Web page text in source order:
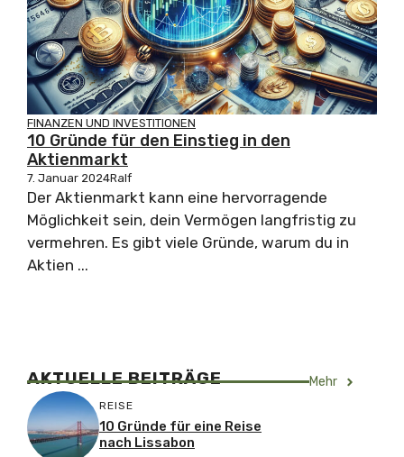
FINANZEN UND INVESTITIONEN
10 Gründe für den Einstieg in den
Aktienmarkt
7. Januar 2024Ralf
Der Aktienmarkt kann eine hervorragende
Möglichkeit sein, dein Vermögen langfristig zu
vermehren. Es gibt viele Gründe, warum du in
Aktien ...
AKTUELLE BEITRÄGE Mehr
REISE
10 Gründe für eine Reise
nach Lissabon